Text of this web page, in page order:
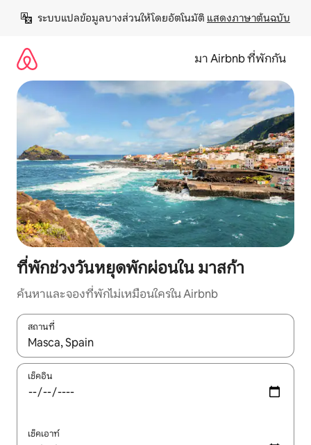
เนื้อหา
ระบบแปลข้อมูลบางส่วนให้โดยอัตโนมัติ แสดงภาษาต้นฉบับ
มา Airbnb ที่พักกัน
ที่พักช่วงวันหยุดพักผ่อนใน มาสก้า
ค้นหาและจองที่พักไม่เหมือนใครใน Airbnb
สถานที่
ใช้ลูกศรขึ้นลง หรือใช้การสัมผัสหรือปัด เพื่อสำรวจผลการค้นหา
เช็คอิน
เช็คเอาท์